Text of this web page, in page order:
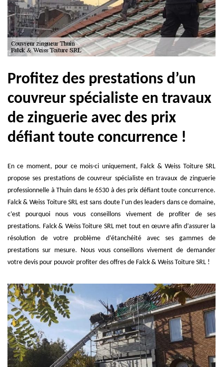
Profitez des prestations d’un
couvreur spécialiste en travaux
de zinguerie avec des prix
défiant toute concurrence !
En ce moment, pour ce mois-ci uniquement, Falck & Weiss Toiture SRL
propose ses prestations de couvreur spécialiste en travaux de zinguerie
professionnelle à Thuin dans le 6530 à des prix défiant toute concurrence.
Falck & Weiss Toiture SRL est sans doute l’un des leaders dans ce domaine,
c’est pourquoi nous vous conseillons vivement de profiter de ses
prestations. Falck & Weiss Toiture SRL met tout en œuvre afin d’assurer la
résolution de votre problème d’étanchéité avec ses gammes de
prestations sur mesure. Nous vous conseillons vivement de demander
votre devis pour pouvoir profiter des offres de Falck & Weiss Toiture SRL !